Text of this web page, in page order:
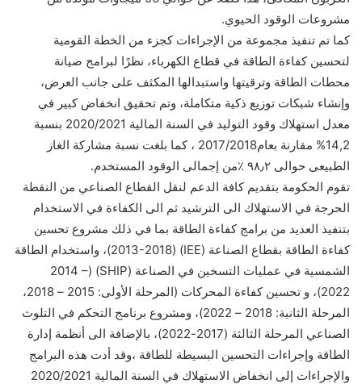
مشروعات الوقود الحيوي.
كما تم تنفيذ مجموعة من الإجراءات كجزء من الخطة القومية
لتحسين كفاءة الطاقة في قطاع الكهرباء، نظرًا لبرامج صيانة
محطات الطاقة وترقيتها واستبدالها المكثف على جانب العرض،
وإنشاء شبكات توزيع ذكية متكاملة، وتم تحقيق انخفاض كبير في
معدل استهلاك وقود التوليد في السنة المالية 2020/2021 بنسبة
14,2% مقارنة بعام2017/2018 ، كما بلغت نسبة مشاركة الغاز
الطبيعى حوالى ٩٨٫٢ ٪من إجمالى الوقود المستخدم.
تقوم الحكومة بتقديم كافة الدعم لنقل القطاع الصناعي من النقطة
الحرجة في الاستهلاك الى الترشيد ثم الى الكفاءة في الاستخدام
بتنفيذ العديد من برامج كفاءة الطاقة بما في ذلك مشروع تحسين
كفاءة الطاقة بقطاع الصناعة (IEE) (2013-2018)، واستخدام الطاقة
الشمسية في عمليات التسخين في الصناعة (SHIP) (2014 –
2022)، و تحسين كفاءة المحركات (المرحلة الأولى: 2015 – 2018،
المرحلة الثانية: 2018 – 2022)، ومشروع برنامج التحكم في التلوث
الصناعي المرحلة الثالثة (2017-2022)، بالإضافة الى أنظمة إدارة
الطاقة وإجراءات التحسين البسيطة للطاقة ،وقد أدت هذه البرامج
والإجراءات إلى انخفاض الاستهلاك في السنة المالية 2020/2021